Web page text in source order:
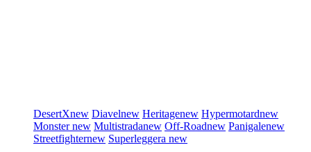
DesertXnew Diavelnew Heritagenew Hypermotardnew
Monsternew Multistradanew Off-Roadnew Panigalenew
Streetfighternew Superleggera new